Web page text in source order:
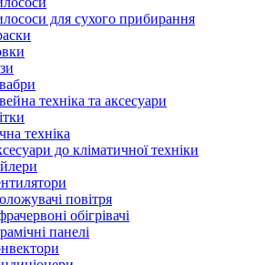
для сухого прибирання
техніка та аксесуари
техніка
до кліматичної техніки
повітря
обігрівачі
панелі